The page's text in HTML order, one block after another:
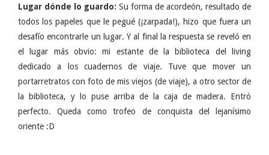
Lugar dónde lo guardo: Su forma de acordeón, resultado de
todos los papeles que le pegué (¡zarpada!), hizo que fuera un
desafío encontrarle un lugar. Y al final la respuesta se reveló en
el lugar más obvio: mi estante de la biblioteca del living
dedicado a los cuadernos de viaje. Tuve que mover un
portarretratos con foto de mis viejos (de viaje), a otro sector de
la biblioteca, y lo puse arriba de la caja de madera. Entró
perfecto. Queda como trofeo de conquista del lejanísimo
oriente :D